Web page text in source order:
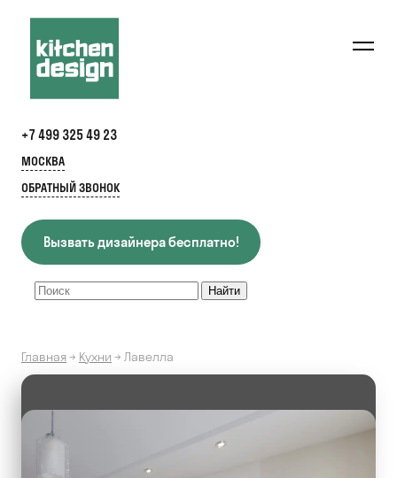
+7 499 325 49 23
МОСКВА
ОБРАТНЫЙ ЗВОНОК
Вызвать дизайнера бесплатно!
Главная→ Кухни → Лавелла